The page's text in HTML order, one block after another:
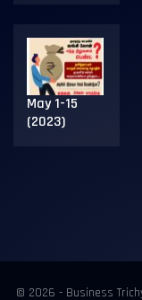
May 1-15
(2023)
© 2026 - Business